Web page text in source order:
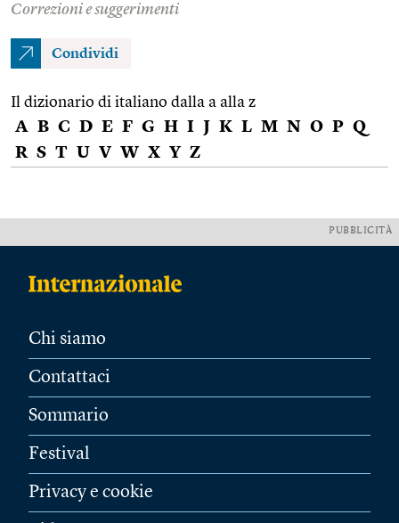
Correzioni e suggerimenti
Condividi
Il dizionario di italiano dalla a alla z
A B C D E F G H I J K L M N O P Q
R S T U V W X Y Z
PUBBLICITÀ
Chi siamo
Contattaci
Sommario
Festival
Privacy e cookie